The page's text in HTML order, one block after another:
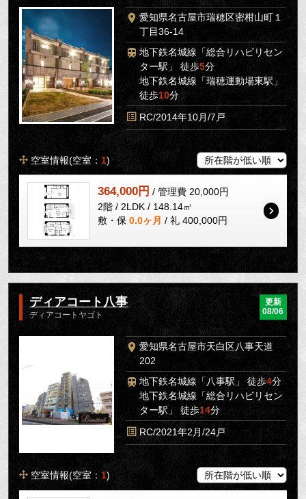
愛知県名古屋市瑞穂区密柑山町１
丁目36-14
地下鉄名城線「総合リハビリセン
ター駅」 徒歩5分
地下鉄名城線「瑞穂運動場東駅」
徒歩10分
RC/2014年10月/7戸
空室情報(空室： 1)
364,000円 / 管理費 20,000円
2階 / 2LDK / 148.14㎡
敷・保 0.0ヶ月 / 礼 400,000円
ディアコート八事
ディアコートヤゴト
更新
08/06
愛知県名古屋市天白区八事天道
202
地下鉄名城線「八事駅」 徒歩4分
地下鉄名城線「総合リハビリセン
ター駅」 徒歩14分
RC/2021年2月/24戸
空室情報(空室：1)